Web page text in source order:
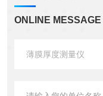
ONLINE MESSAGE